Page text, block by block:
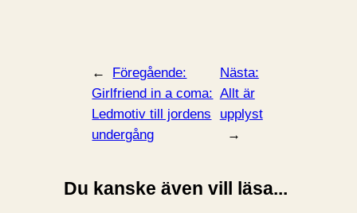
←
Föregående:
Girlfriend in a coma:
Ledmotiv till jordens
undergång
Nästa:
Allt är
upplyst
→
Du kanske även vill läsa...